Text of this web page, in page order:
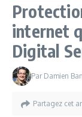
internet
Digital
Par Damien
Partagez cet